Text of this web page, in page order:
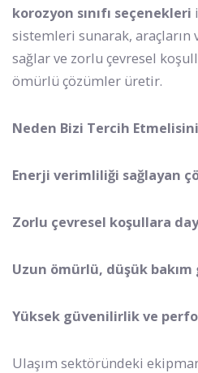
korozyon sınıfı seçenekleri
sistemleri sunarak, araçların
sağlar ve zorlu çevresel
ömürlü çözümler üretir.
Neden Bizi Tercih
Enerji verimliliği sağlayan
Zorlu çevresel koşullara
Uzun ömürlü, düşük
Yüksek güvenilirlik ve
Ulaşım sektöründeki